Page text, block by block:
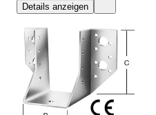
Details anzeigen